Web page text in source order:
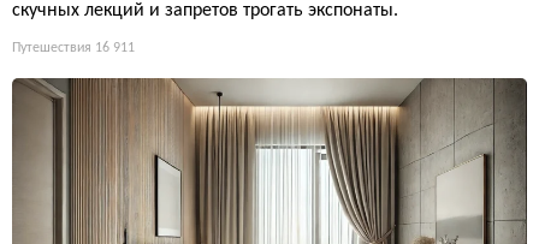
скучных лекций и запретов трогать экспонаты.
Путешествия 16 911